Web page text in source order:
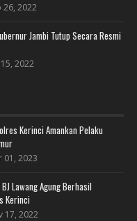
26, 2022
Jambi Tutup Secara Resmi
15, 2022
Kerinci Amankan Pelaku
01, 2023
Lawang Agung Berhasil
Kerinci
17, 2022